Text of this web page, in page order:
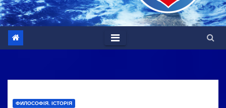
ФИЛОСОФІЯ. ІСТОРІЯ